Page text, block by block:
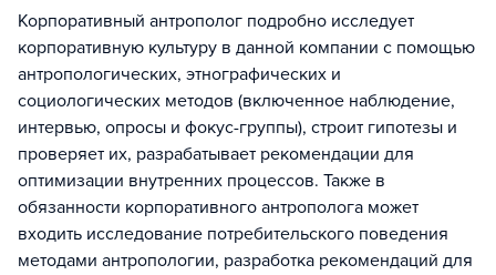
Корпоративный антрополог подробно исследует
корпоративную культуру в данной компании с помощью
антропологических, этнографических и
социологических методов (включенное наблюдение,
интервью, опросы и фокус-группы), строит гипотезы и
проверяет их, разрабатывает рекомендации для
оптимизации внутренних процессов. Также в
обязанности корпоративного антрополога может
входить исследование потребительского поведения
методами антропологии, разработка рекомендаций для